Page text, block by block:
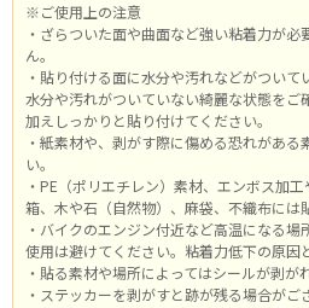
※ご使用上の注意
・ざらついた面や曲面など強い粘着力が
ん。
・貼り付ける面に水分や汚れなどがついて
水分や汚れがついていない綺麗な状態をご
加えしっかりと貼り付けてください。
・紙素材や、剥がす際に傷める恐れがあ
い。
・PE（ポリエチレン）素材、エンボス加
箱、木や石（自然物）、麻袋、不織布には
・バイクのエンジン付近など高温になる
使用は避けてください。粘着力低下の原因
・貼る素材や場所によってはシールが剥が
・ステッカーを剥がすと跡が残る場合が